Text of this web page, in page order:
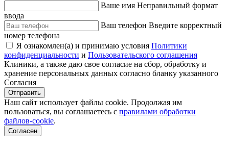
Ваше имя Неправильный формат
ввода
Ваш телефон Введите корректный
номер телефона
Я ознакомлен(а) и принимаю условия Политики
конфиденциальности и Пользовательского соглашения
Клиники, а также даю свое согласие на сбор, обработку и
хранение персональных данных согласно бланку указанного
Согласия
Отправить
Наш сайт использует файлы cookie. Продолжая им
пользоваться, вы соглашаетесь c правилами обработки
файлов-cookie.
Согласен